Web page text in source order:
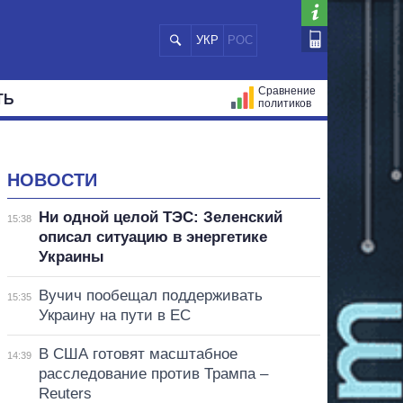
УКР РОС
Сравнение
политиков
НОВОСТИ
15:38
Ни одной целой ТЭС: Зеленский
описал ситуацию в энергетике
Украины
15:35
Вучич пообещал поддерживать
Украину на пути в ЕС
14:39
В США готовят масштабное
расследование против Трампа –
Reuters